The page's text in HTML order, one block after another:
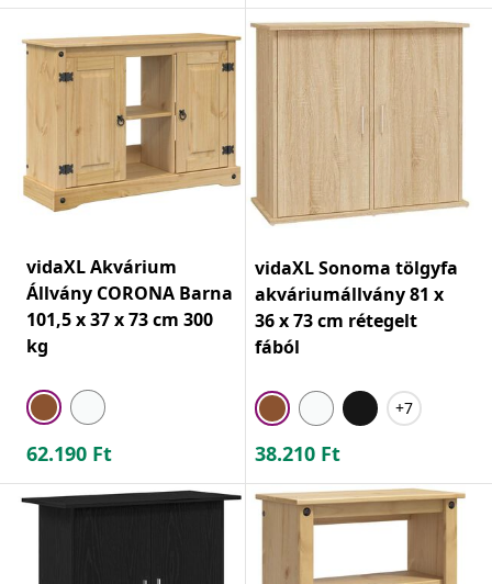
vidaXL Akvárium
Állvány CORONA Barna
101,5 x 37 x 73 cm 300
kg
62.190 Ft
vidaXL Sonoma tölgyfa
akváriumállvány 81 x
36 x 73 cm rétegelt
fából
+7
38.210 Ft